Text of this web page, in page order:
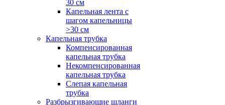
30 см
Капельная лента с
шагом капельницы
>30 см
Капельная трубка
Компенсированная
капельная трубка
Некомпенсированная
капельная трубка
Слепая капельная
трубка
Разбрызгивающие шланги